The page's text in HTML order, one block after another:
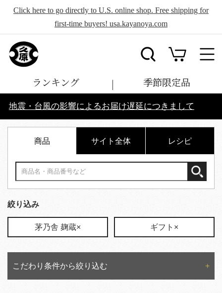
Click here to go directly to U.S. online shop. Free shipping for
first-time buyers! usa.kayanoya.com
ランキング 季節限定品
地震・台風の影響によるお届け遅延につきまして
商品 サイト全体 レシピ
絞り込み
茅乃舎 麹蔵× ギフト×
こだわり条件から絞り込む